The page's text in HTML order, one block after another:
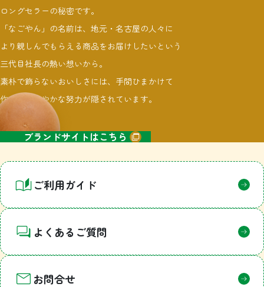
ロングセラーの秘密です。
「なごやん」の名前は、地元・名古屋の人々に
より親しんでもらえる商品をお届けしたいという
三代目社長の熱い想いから。
素朴で飾らないおいしさには、手間ひまかけて
作られる細やかな努力が隠されています。
ブランドサイトはこちら
ご利用ガイド
よくあるご質問
お問合せ